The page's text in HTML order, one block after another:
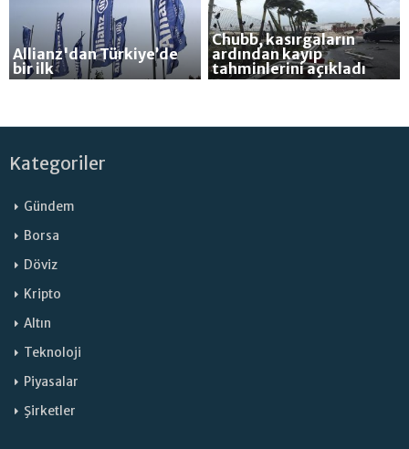
Allianz'dan Türkiye’de
bir ilk
Chubb, kasırgaların
ardından kayıp
tahminlerini açıkladı
Kategoriler
Gündem
Borsa
Döviz
Kripto
Altın
Teknoloji
Piyasalar
Şirketler